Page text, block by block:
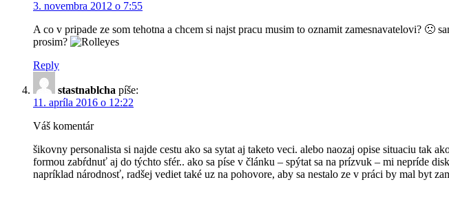
3. novembra 2012 o 7:55
A co v pripade ze som tehotna a chcem si najst pracu musim to oznamit zamesnavatelovi? 🙁
prosim?
Reply
stastnablcha píše:
11. apríla 2016 o 12:22
Váš komentár
šikovny personalista si najde cestu ako sa sytat aj taketo veci. alebo naozaj opise situaciu tak
formou zabŕdnuť aj do týchto sfér.. ako sa píse v článku – spýtat sa na prízvuk – mi nepríde
napríklad národnosť, radšej vediet také uz na pohovore, aby sa nestalo ze v práci by mal byt